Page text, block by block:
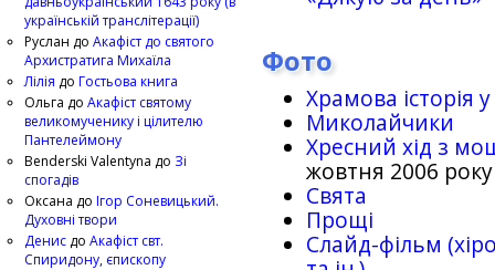
Фото
Храмова історія
Миколайчики
Хресний хід з
жовтня 2006 року
Свята
Прощі
Слайд-фільм
українській транслітерації)
Руслан до Акафіст до святого
Архистратига Михаїла
Лілія до Гостьова книга
Ольга до Акафіст святому
великомученику і цілителю
Пантелеймону
Benderski Valentyna до Зі
спогадів
Оксана до Ігор Соневицький.
Духовні твори
Денис до Акафіст свт.
Спиридону, єпископу